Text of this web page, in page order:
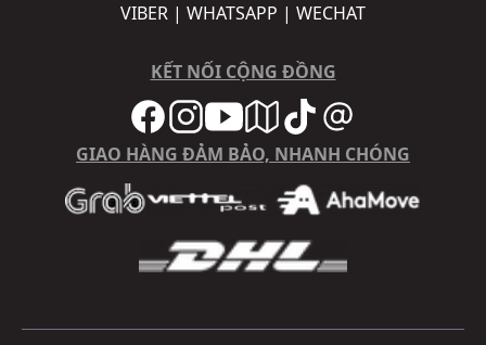
VIBER | WHATSAPP | WECHAT
KẾT NỐI CỘNG ĐỒNG
GIAO HÀNG ĐẢM BẢO, NHANH CHÓNG